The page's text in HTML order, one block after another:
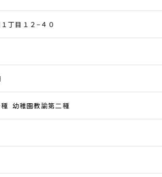
丁目１２−４０
幼稚園教諭第二種